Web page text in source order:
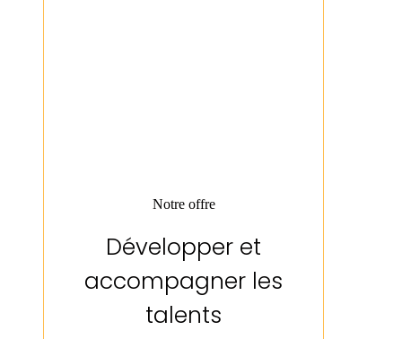
Notre offre
Développer et
accompagner les
talents